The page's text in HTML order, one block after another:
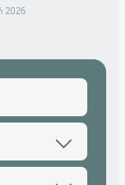
2026